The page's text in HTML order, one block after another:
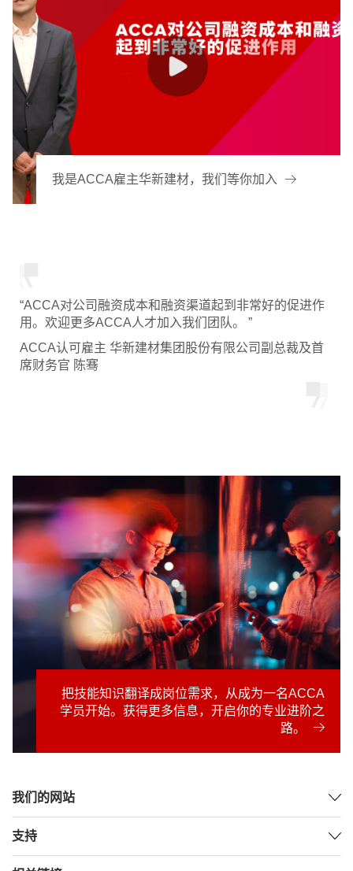
我是ACCA雇主华新建材，我们等你加入
“ACCA对公司融资成本和融资渠道起到非常好的促进作
用。欢迎更多ACCA人才加入我们团队。 ”
ACCA认可雇主 华新建材集团股份有限公司副总裁及首
席财务官 陈骞
把技能知识翻译成岗位需求，从成为一名ACCA
学员开始。获得更多信息，开启你的专业进阶之
路。
我们的网站
支持